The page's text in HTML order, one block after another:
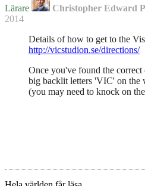
Lärare Christopher Edward
2014
Details of how to get to the
http://vicstudion.se/directions/
Once you've found the
big backlit letters 'VIC' on the
(you may need to knock on